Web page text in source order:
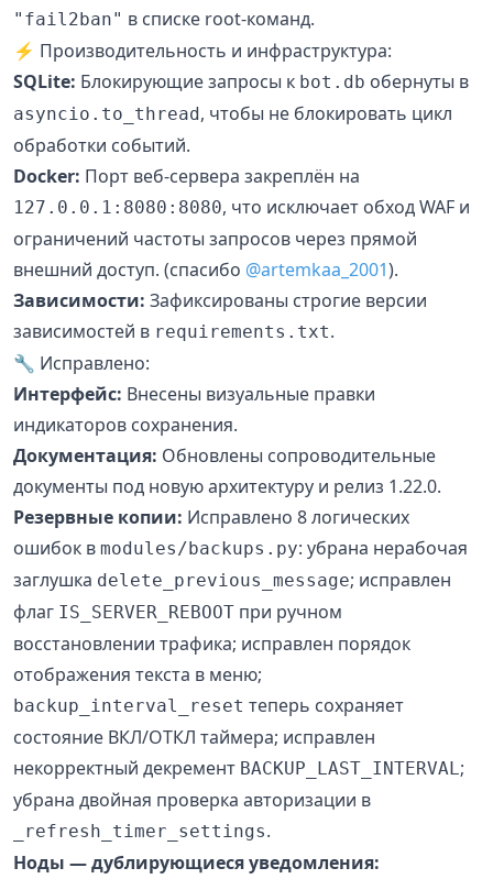
"fail2ban" в списке root-команд.
⚡ Производительность и инфраструктура:
SQLite: Блокирующие запросы к bot.db обернуты в
asyncio.to_thread, чтобы не блокировать цикл
обработки событий.
Docker: Порт веб-сервера закреплён на
127.0.0.1:8080:8080, что исключает обход WAF и
ограничений частоты запросов через прямой
внешний доступ. (спасибо @artemkaa_2001).
Зависимости: Зафиксированы строгие версии
зависимостей в requirements.txt.
🔧 Исправлено:
Интерфейс: Внесены визуальные правки
индикаторов сохранения.
Документация: Обновлены сопроводительные
документы под новую архитектуру и релиз 1.22.0.
Резервные копии: Исправлено 8 логических
ошибок в modules/backups.py: убрана нерабочая
заглушка delete_previous_message; исправлен
флаг IS_SERVER_REBOOT при ручном
восстановлении трафика; исправлен порядок
отображения текста в меню;
backup_interval_reset теперь сохраняет
состояние ВКЛ/ОТКЛ таймера; исправлен
некорректный декремент BACKUP_LAST_INTERVAL ;
убрана двойная проверка авторизации в
_refresh_timer_settings.
Ноды — дублирующиеся уведомления: